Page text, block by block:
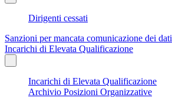
Dirigenti cessati
Sanzioni per mancata comunicazione dei dati
Incarichi di Elevata Qualificazione
Incarichi di Elevata Qualificazione
Archivio Posizioni Organizzative